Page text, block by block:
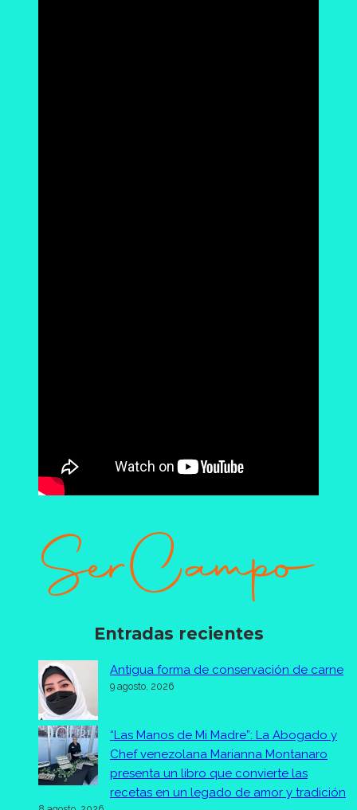
Entradas recientes
Antigua forma de conservación de carne
9 agosto, 2026
“Las Manos de Mi Madre”: La Abogado y
Chef venezolana Marianna Montanaro
presenta un libro que convierte las
recetas en un legado de amor y tradición